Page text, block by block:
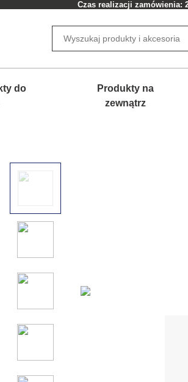
Czas realizacji zamówienia:
do
Produkty na
zewnątrz